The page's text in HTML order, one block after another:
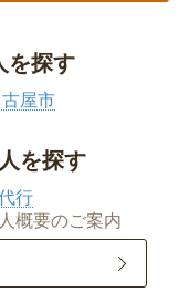
を探す
屋市
を探す
行
概要のご案内